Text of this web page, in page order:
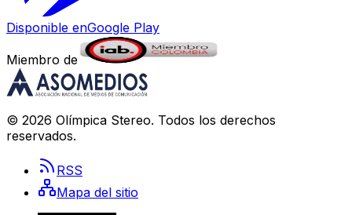
Disponible enGoogle Play
Miembro de
© 2026 Olímpica Stereo. Todos los derechos
reservados.
RSS
Mapa del sitio